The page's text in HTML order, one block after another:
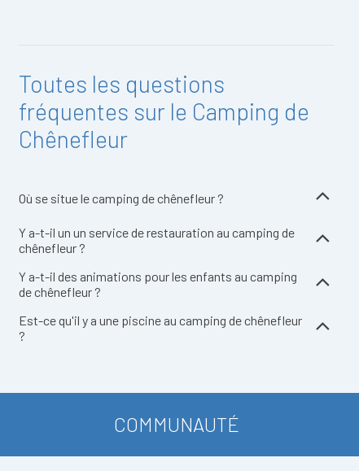
Toutes les questions
fréquentes sur le Camping de
Chênefleur
Où se situe le camping de chênefleur ?
Y a-t-il un un service de restauration au camping de
chênefleur ?
Y a-t-il des animations pour les enfants au camping
de chênefleur ?
Est-ce qu'il y a une piscine au camping de chênefleur
?
COMMUNAUTÉ